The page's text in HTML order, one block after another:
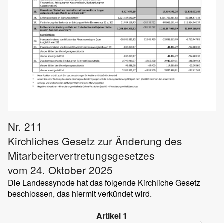
Nr. 211
Kirchliches Gesetz zur Änderung des
Mitarbeitervertretungsgesetzes
vom 24. Oktober 2025
Die Landessynode hat das folgende Kirchliche Gesetz
beschlossen, das hiermit verkündet wird.
Artikel 1